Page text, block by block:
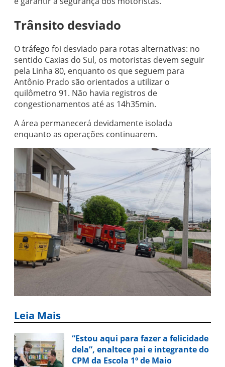
Trânsito desviado
O tráfego foi desviado para rotas alternativas: no
sentido Caxias do Sul, os motoristas devem seguir
pela Linha 80, enquanto os que seguem para
Antônio Prado são orientados a utilizar o
quilômetro 91. Não havia registros de
congestionamentos até as 14h35min.
A área permanecerá devidamente isolada
enquanto as operações continuarem.
Leia Mais
“Estou aqui para fazer a felicidade
dela”, enaltece pai e integrante do
CPM da Escola 1º de Maio